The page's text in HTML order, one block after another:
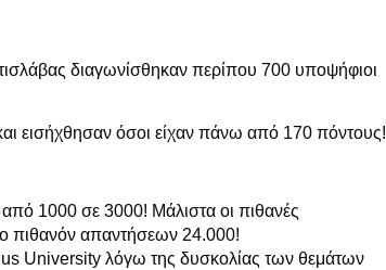
διαγωνίσθηκαν περίπου 700 υποψήφιοι
εισήχθησαν όσοι είχαν πάνω από 170 πόντους!
1000 σε 3000! Μάλιστα οι πιθανές
πιθανόν απαντήσεων 24.000!
University λόγω της δυσκολίας των θεμάτων